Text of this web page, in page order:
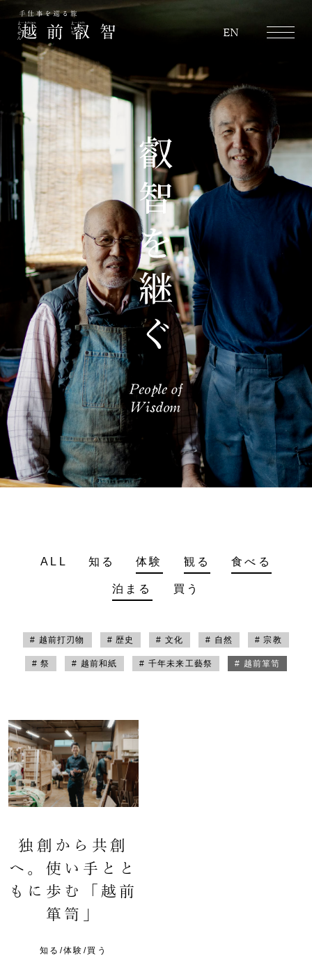
EN
ALL 知る 体験 観る 食べる
泊まる 買う
# 越前打刃物 # 歴史 # 文化 # 自然 # 宗教
# 祭 # 越前和紙 # 千年未来工藝祭 # 越前箪笥
独創から共創
へ。使い手とと
もに歩む「越前
箪笥」
知る/体験/買う